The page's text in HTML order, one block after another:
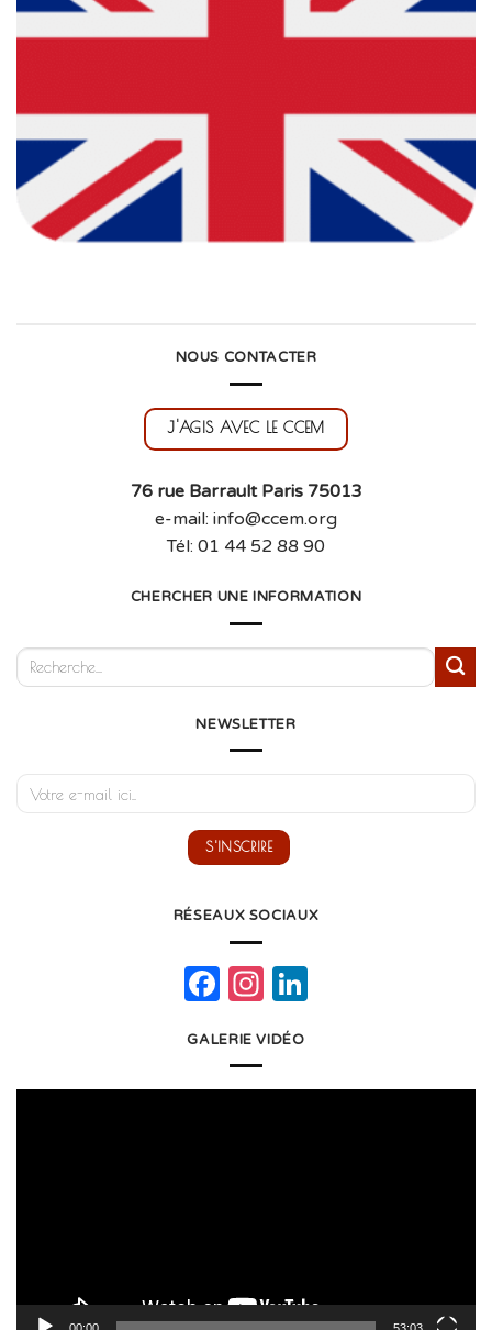
NOUS CONTACTER
J'AGIS AVEC LE CCEM
76 rue Barrault Paris 75013
e-mail: info@ccem.org
Tél: 01 44 52 88 90
CHERCHER UNE INFORMATION
NEWSLETTER
RÉSEAUX SOCIAUX
Facebook
Instagram
GALERIE VIDÉO
00:00 53:03